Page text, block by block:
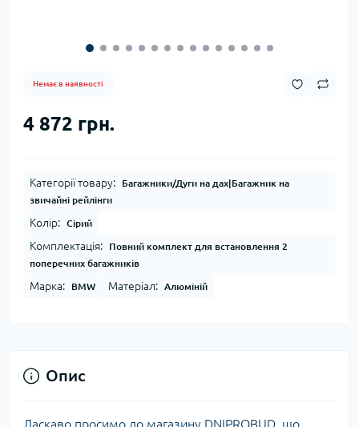
Немає в наявності
4 872 грн.
Категорії товару:
Багажники/Дуги на дах|Багажник на
звичайні рейлінги
Колір: Сірий
Комплектація:
Повний комплект для встановлення 2
поперечних багажників
Марка: BMW Матеріал: Алюміній
Опис
Ласкаво просимо до магазину DNIPROBUD, що